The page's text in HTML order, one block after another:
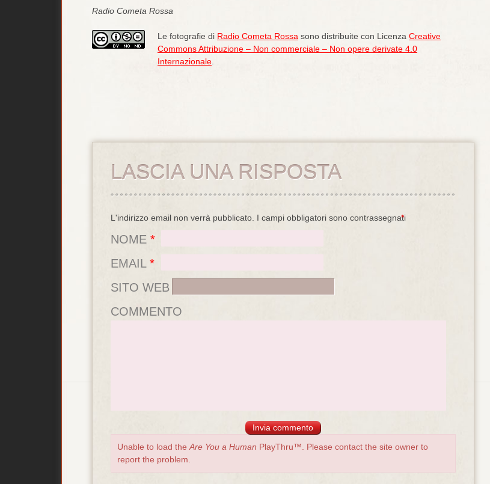
Radio Cometa Rossa
Le fotografie di Radio Cometa Rossa sono distribuite con Licenza Creative
Commons Attribuzione – Non commerciale – Non opere derivate 4.0
Internazionale
LASCIA UNA RISPOSTA
L'indirizzo email non verrà pubblicato. I campi obbligatori sono contrassegnati
*
NOME *
EMAIL *
SITO WEB
COMMENTO
Unable to load the Are You a Human PlayThru™. Please contact the site owner to
report the problem.